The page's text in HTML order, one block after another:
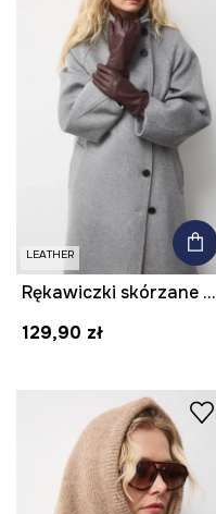
LEATHER
Rękawiczki skórzane damskie
129,90 zł